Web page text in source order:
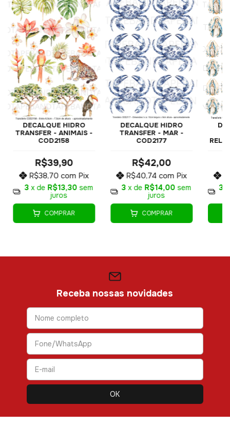
DECALQUE HIDRO
TRANSFER - ANIMAIS -
COD2158
R$39,90
R$38,70com Pix
3 x de R$13,30 sem
juros
COMPRAR
DECALQUE HIDRO
TRANSFER - MAR -
COD2177
R$42,00
R$40,74com Pix
3 x de R$14,00 sem
juros
COMPRAR
3
Receba nossas novidades